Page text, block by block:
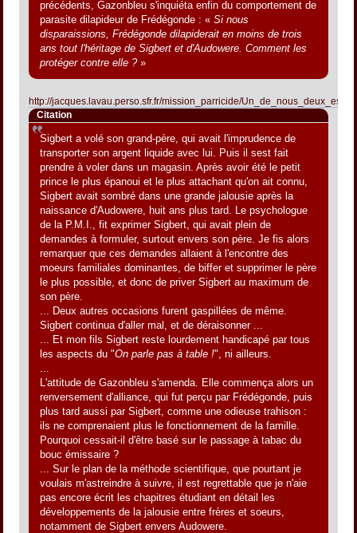
précédents, Gazonbleu s'inquiéta enfin du comportement de
parasite dilapideur de Frédégonde : «Si nous
disparaissions, Frédégonde dilapiderait en moins de trois
ans tout l'héritage de Sigbert et d'Audowere. Comment les
protéger contre elle ?»
http://jacques.lavau.perso.sfr.fr/mission_parricide/
Citation
Sigbert a volé son grand-père, qui avait l'imprudence de
transporter son argent liquide avec lui. Puis il sest fait
prendre à voler dans un magasin. Après avoir été le petit
prince le plus épanoui et le plus attachant qu'on ait connu,
Sigbert avait sombré dans une grande jalousie après la
naissance d'Audowere, huit ans plus tard. Le psychologue
de la P.M.I., fit exprimer Sigbert, qui avait plein de
demandes à formuler, surtout envers son père. Je fis alors
remarquer que ces demandes allaient à l'encontre des
moeurs familiales dominantes, de biffer et supprimer le père
le plus possible, et donc de priver Sigbert au maximum de
son père.
... Deux autres occasions furent gaspillées de même.
Sigbert continua d'aller mal, et de déraisonner ...
... Et mon fils Sigbert reste lourdement handicapé par tous
les aspects du "On parle pas à table !", ni ailleurs.
L'attitude de Gazonbleu s'amenda. Elle commença alors un
renversement d'alliance, qui fut perçu par Frédégonde, puis
plus tard aussi par Sigbert, comme une odieuse trahison :
ils ne comprenaient plus le fonctionnement de la famille.
Pourquoi cessait-il d'être basé sur le passage à tabac du
bouc émissaire ?
... Sur le plan de la méthode scientifique, que pourtant je
voulais m'astreindre à suivre, il est regrettable que je n'aie
pas encore écrit les chapitres étudiant en détail les
développements de la jalousie entre frères et soeurs,
notamment de Sigbert envers Audowere.